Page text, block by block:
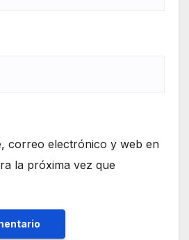
correo electrónico y web en
la próxima vez que